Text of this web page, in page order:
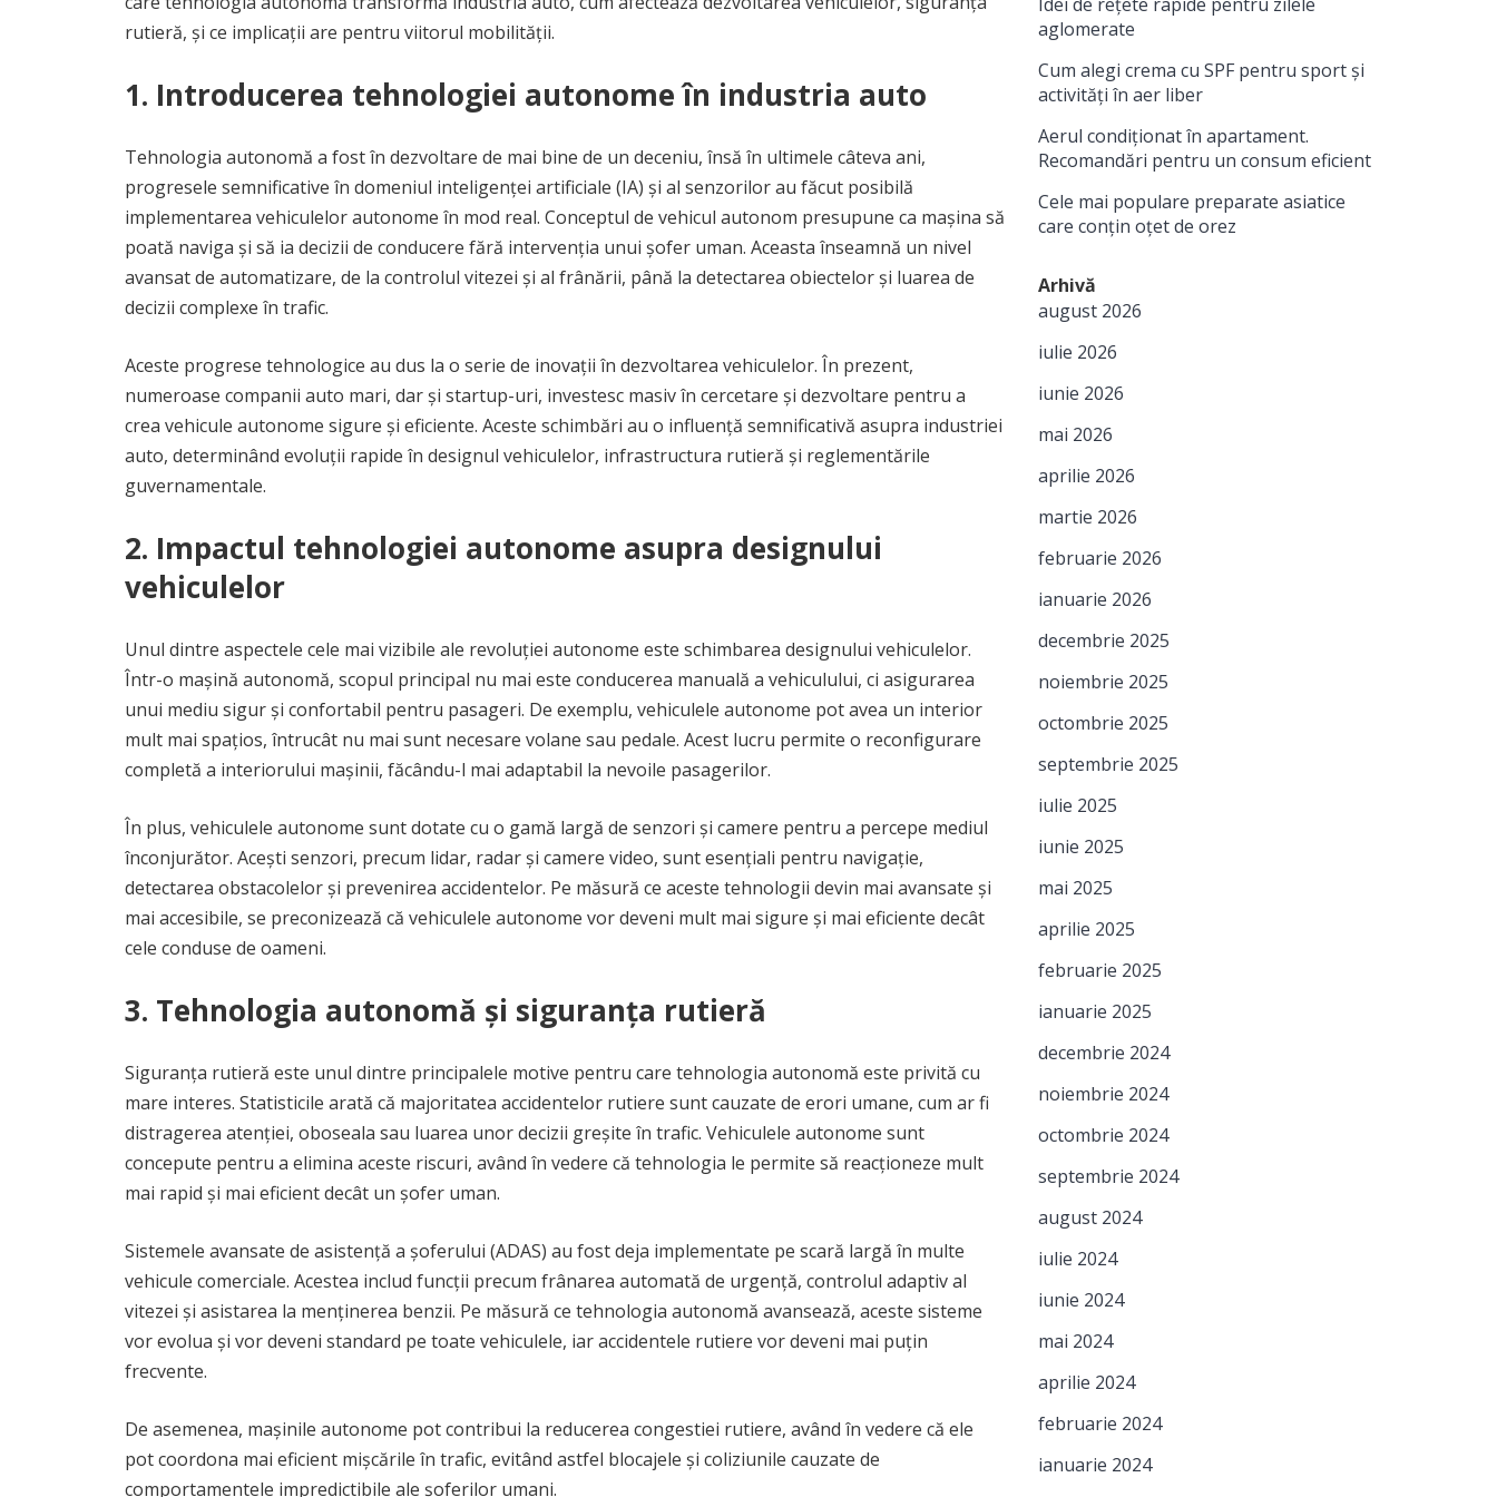
rutieră, și ce implicații are pentru viitorul mobilității.
1. Introducerea tehnologiei autonome în industria auto
Tehnologia autonomă a fost în dezvoltare de mai bine de un deceniu, însă în ultimele câteva ani,
progresele semnificative în domeniul inteligenței artificiale (IA) și al senzorilor au făcut posibilă
implementarea vehiculelor autonome în mod real. Conceptul de vehicul autonom presupune ca mașina să
poată naviga și să ia decizii de conducere fără intervenția unui șofer uman. Aceasta înseamnă un nivel
avansat de automatizare, de la controlul vitezei și al frânării, până la detectarea obiectelor și luarea de
decizii complexe în trafic.
Aceste progrese tehnologice au dus la o serie de inovații în dezvoltarea vehiculelor. În prezent,
numeroase companii auto mari, dar și startup-uri, investesc masiv în cercetare și dezvoltare pentru a
crea vehicule autonome sigure și eficiente. Aceste schimbări au o influență semnificativă asupra industriei
auto, determinând evoluții rapide în designul vehiculelor, infrastructura rutieră și reglementările
guvernamentale.
2. Impactul tehnologiei autonome asupra designului
vehiculelor
Unul dintre aspectele cele mai vizibile ale revoluției autonome este schimbarea designului vehiculelor.
Într-o mașină autonomă, scopul principal nu mai este conducerea manuală a vehiculului, ci asigurarea
unui mediu sigur și confortabil pentru pasageri. De exemplu, vehiculele autonome pot avea un interior
mult mai spațios, întrucât nu mai sunt necesare volane sau pedale. Acest lucru permite o reconfigurare
completă a interiorului mașinii, făcându-l mai adaptabil la nevoile pasagerilor.
În plus, vehiculele autonome sunt dotate cu o gamă largă de senzori și camere pentru a percepe mediul
înconjurător. Acești senzori, precum lidar, radar și camere video, sunt esențiali pentru navigație,
detectarea obstacolelor și prevenirea accidentelor. Pe măsură ce aceste tehnologii devin mai avansate și
mai accesibile, se preconizează că vehiculele autonome vor deveni mult mai sigure și mai eficiente decât
cele conduse de oameni.
3. Tehnologia autonomă și siguranța rutieră
Siguranța rutieră este unul dintre principalele motive pentru care tehnologia autonomă este privită cu
mare interes. Statisticile arată că majoritatea accidentelor rutiere sunt cauzate de erori umane, cum ar fi
distragerea atenției, oboseala sau luarea unor decizii greșite în trafic. Vehiculele autonome sunt
concepute pentru a elimina aceste riscuri, având în vedere că tehnologia le permite să reacționeze mult
mai rapid și mai eficient decât un șofer uman.
Sistemele avansate de asistență a șoferului (ADAS) au fost deja implementate pe scară largă în multe
vehicule comerciale. Acestea includ funcții precum frânarea automată de urgență, controlul adaptiv al
vitezei și asistarea la menținerea benzii. Pe măsură ce tehnologia autonomă avansează, aceste sisteme
vor evolua și vor deveni standard pe toate vehiculele, iar accidentele rutiere vor deveni mai puțin
frecvente.
De asemenea, mașinile autonome pot contribui la reducerea congestiei rutiere, având în vedere că ele
pot coordona mai eficient mișcările în trafic, evitând astfel blocajele și coliziunile cauzate de
comportamentele impredictibile ale șoferilor umani.
aglomerate
Cum alegi crema cu SPF pentru sport și
activități în aer liber
Aerul condiționat în apartament.
Recomandări pentru un consum eficient
Cele mai populare preparate asiatice
care conțin oțet de orez
Arhivă
august 2026
iulie 2026
iunie 2026
mai 2026
aprilie 2026
martie 2026
februarie 2026
ianuarie 2026
decembrie 2025
noiembrie 2025
octombrie 2025
septembrie 2025
iulie 2025
iunie 2025
mai 2025
aprilie 2025
februarie 2025
ianuarie 2025
decembrie 2024
noiembrie 2024
octombrie 2024
septembrie 2024
august 2024
iulie 2024
iunie 2024
mai 2024
aprilie 2024
februarie 2024
ianuarie 2024